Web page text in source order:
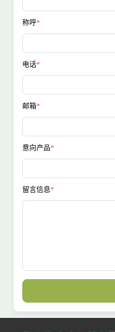
称呼
电话
邮箱
意向产品
留言信息